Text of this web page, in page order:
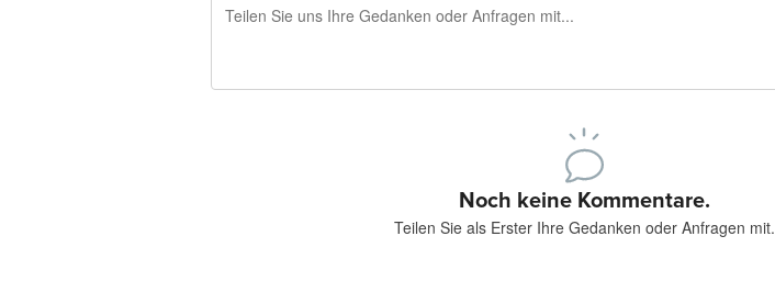
Sich registrieren, um zu posten
Noch keine Kommentare.
Teilen Sie als Erster Ihre Gedanken oder Anfragen mit.